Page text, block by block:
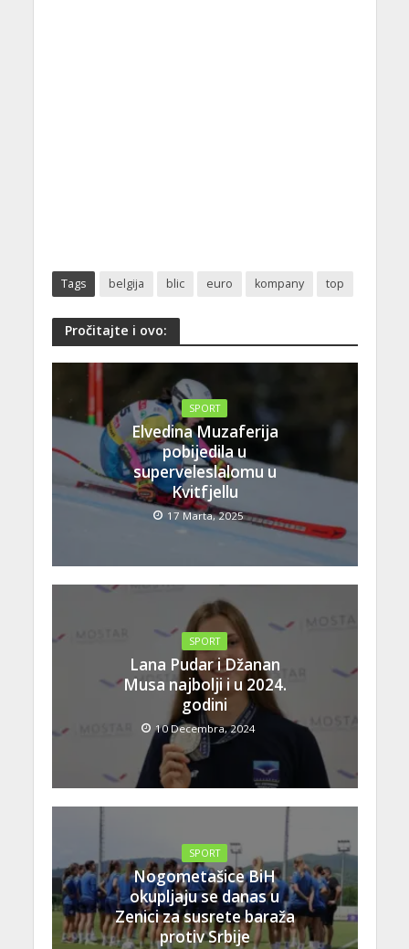
Tags belgija blic euro kompany top
Pročitajte i ovo:
SPORT
Elvedina Muzaferija
pobijedila u
superveleslalomu u
Kvitfjellu
17 Marta, 2025
SPORT
Lana Pudar i Džanan
Musa najbolji i u 2024.
godini
10 Decembra, 2024
SPORT
Nogometašice BiH
okupljaju se danas u
Zenici za susrete baraža
protiv Srbije